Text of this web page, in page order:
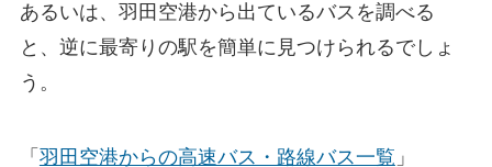
あるいは、羽田空港から出ているバスを調べる
と、逆に最寄りの駅を簡単に見つけられるでしょ
う。
「 羽田空港からの高速バス・路線バス一覧 」